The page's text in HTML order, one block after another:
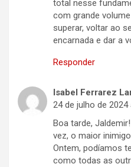
total nesse
com grande
superar, voltar ao
encarnada e dar a
Responder
Isabel Ferrarez
24 de julho de 2024
Boa tarde,
vez, o maior
Ontem, podíamos
como todas as